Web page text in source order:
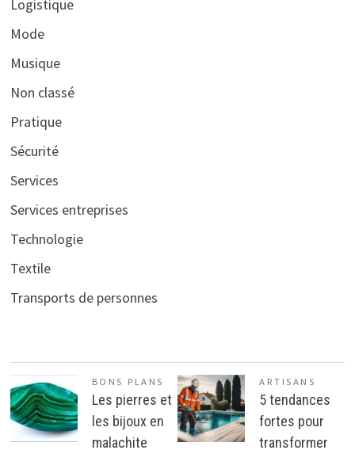
Logistique
Mode
Musique
Non classé
Pratique
Sécurité
Services
Services entreprises
Technologie
Textile
Transports de personnes
BONS PLANS
Les pierres et
les bijoux en
malachite
ARTISANS
5 tendances
fortes pour
transformer